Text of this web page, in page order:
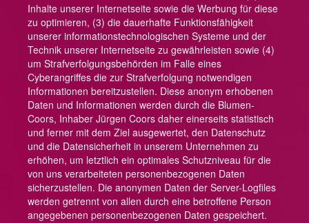
Inhalte unserer Internetseite sowie die Werbung für diese
zu optimieren, (3) die dauerhafte Funktionsfähigkeit
unserer informationstechnologischen Systeme und der
Technik unserer Internetseite zu gewährleisten sowie (4)
um Strafverfolgungsbehörden im Falle eines
Cyberangriffes die zur Strafverfolgung notwendigen
Informationen bereitzustellen. Diese anonym erhobenen
Daten und Informationen werden durch die Blumen-
Coors, Inhaber Jürgen Coors daher einerseits statistisch
und ferner mit dem Ziel ausgewertet, den Datenschutz
und die Datensicherheit in unserem Unternehmen zu
erhöhen, um letztlich ein optimales Schutzniveau für die
von uns verarbeiteten personenbezogenen Daten
sicherzustellen. Die anonymen Daten der Server-Logfiles
werden getrennt von allen durch eine betroffene Person
angegebenen personenbezogenen Daten gespeichert.